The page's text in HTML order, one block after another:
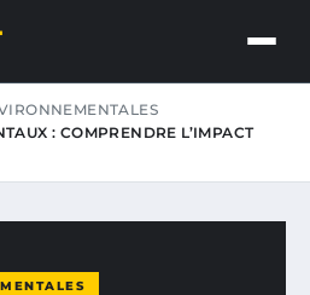
: COMPRENDRE L’IMPACT